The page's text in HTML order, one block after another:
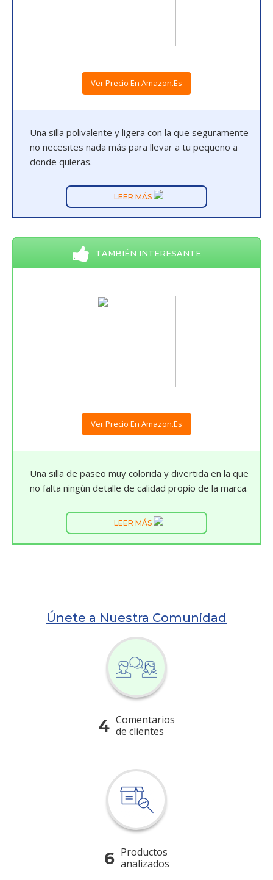
Ver Precio En Amazon.es
Una silla polivalente y ligera con la que seguramente
no necesites nada más para llevar a tu pequeño a
donde quieras.
LEER MÁS
TAMBIÉN INTERESANTE
Ver Precio En Amazon.es
Una silla de paseo muy colorida y divertida en la que
no falta ningún detalle de calidad propio de la marca.
LEER MÁS
Únete a Nuestra Comunidad
4 Comentarios
de clientes
6 Productos
analizados